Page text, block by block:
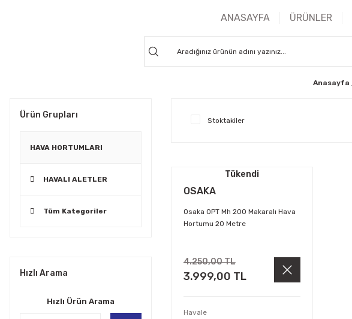
ANASAYFA ÜRÜNLER
Anasayfa
Ürün Grupları
HAVA HORTUMLARI
HAVALI ALETLER
Tüm Kategoriler
Hızlı Arama
Hızlı Ürün Arama
Stoktakiler
Tükendi
OSAKA
Osaka OPT Mh 200 Makaralı Hava
Hortumu 20 Metre
4.250,00 TL
3.999,00 TL
Havale